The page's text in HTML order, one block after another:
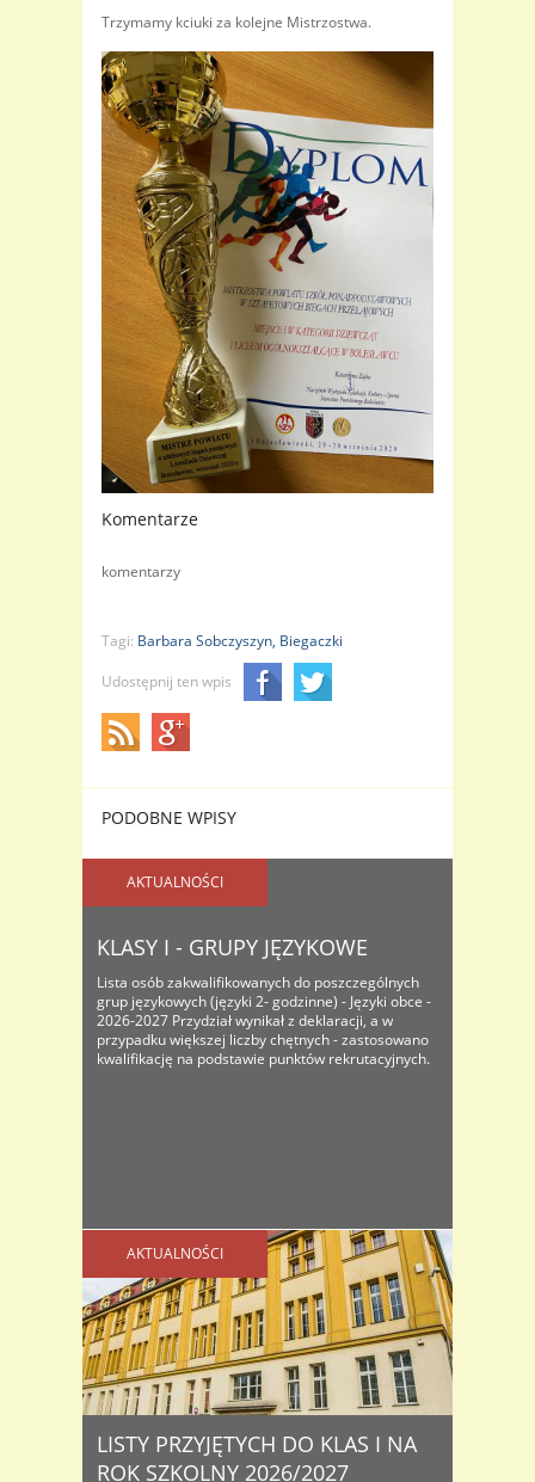
Trzymamy kciuki za kolejne Mistrzostwa.
Komentarze
komentarzy
Tagi: Barbara Sobczyszyn, Biegaczki
Udostępnij ten wpis
PODOBNE WPISY
AKTUALNOŚCI
KLASY I - GRUPY JĘZYKOWE
Lista osób zakwalifikowanych do poszczególnych
grup językowych (języki 2- godzinne) - Języki obce -
2026-2027 Przydział wynikał z deklaracji, a w
przypadku większej liczby chętnych - zastosowano
kwalifikację na podstawie punktów rekrutacyjnych.
AKTUALNOŚCI
LISTY PRZYJĘTYCH DO KLAS I NA
ROK SZKOLNY 2026/2027